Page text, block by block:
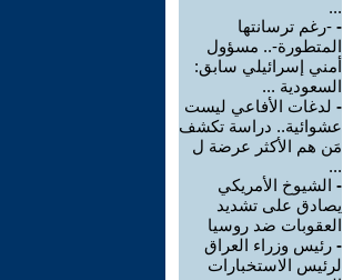
...
- -رغم ترسانتها
المتطورة-.. مسؤول
أمني إسرائيلي سابق:
السعودية ...
- لدغات الأفاعي ليست
عشوائية.. دراسة تكشف
مَن هم الأكثر عرضة ل
...
- الشيوخ الأمريكي
يصادق على تشديد
العقوبات ضد روسيا
- رئيس وزراء العراق
لرئيس الاستخبارات